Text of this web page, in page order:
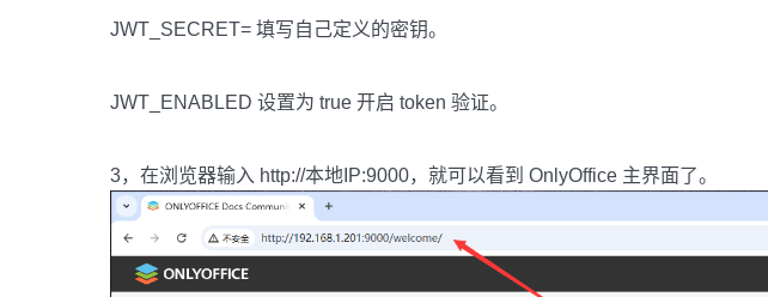
JWT_SECRET= 填写自己定义的密钥。
JWT_ENABLED 设置为 true 开启 token 验证。
3，在浏览器输入 http://本地IP:9000，就可以看到 OnlyOffice 主界面了。